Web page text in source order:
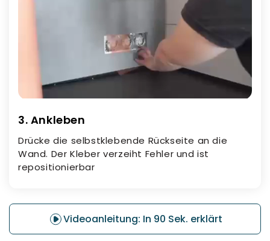
3. Ankleben
Drücke die selbstklebende Rückseite an die
Wand. Der Kleber verzeiht Fehler und ist
repositionierbar
Videoanleitung: In 90 Sek. erklärt